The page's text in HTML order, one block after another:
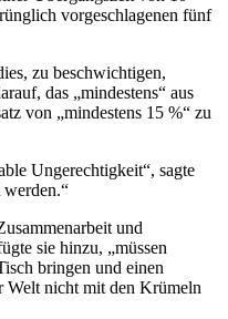
vorgeschlagenen fünf
zu beschwichtigen,
das „mindestens“ aus
von „mindestens 15 %“ zu
Ungerechtigkeit“, sagte
werden.“
und
sie hinzu, „müssen
bringen und einen
Welt nicht mit den Krümeln